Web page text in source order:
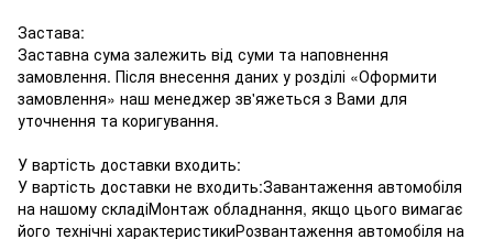
Застава:
Заставна сума залежить від суми та наповнення
замовлення. Після внесення даних у розділі «Оформити
замовлення» наш менеджер зв'яжеться з Вами для
уточнення та коригування.
У вартість доставки входить:
У вартість доставки не входить:Завантаження автомобіля
на нашому складіМонтаж обладнання, якщо цього вимагає
його технічні характеристикиРозвантаження автомобіля на